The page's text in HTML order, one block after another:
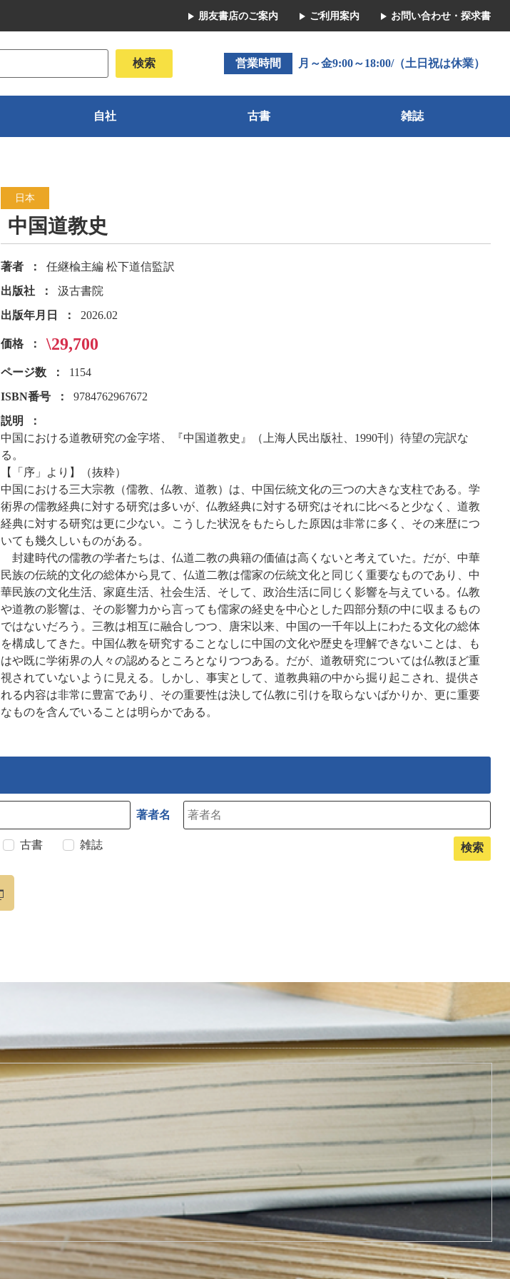
朋友書店のご案内 ご利用案内 お問い合わせ・探求書
営業時間 月～金9:00～18:00/（土日祝は休業）
自社 古書 雑誌
日本
中国道教史
著者
任継楡主編 松下道信監訳
出版社
汲古書院
出版年月日
2026.02
価格 \29,700
ページ数
1154
ISBN番号
9784762967672
説明
中国における道教研究の金字塔、『中国道教史』（上海人民出版社、1990刊）待望の完訳な
る。
【「序」より】（抜粋）
中国における三大宗教（儒教、仏教、道教）は、中国伝統文化の三つの大きな支柱である。学
術界の儒教経典に対する研究は多いが、仏教経典に対する研究はそれに比べると少なく、道教
経典に対する研究は更に少ない。こうした状況をもたらした原因は非常に多く、その来歴につ
いても幾久しいものがある。
封建時代の儒教の学者たちは、仏道二教の典籍の価値は高くないと考えていた。だが、中華
民族の伝統的文化の総体から見て、仏道二教は儒家の伝統文化と同じく重要なものであり、中
華民族の文化生活、家庭生活、社会生活、そして、政治生活に同じく影響を与えている。仏教
や道教の影響は、その影響力から言っても儒家の経史を中心とした四部分類の中に収まるもの
ではないだろう。三教は相互に融合しつつ、唐宋以来、中国の一千年以上にわたる文化の総体
を構成してきた。中国仏教を研究することなしに中国の文化や歴史を理解できないことは、も
はや既に学術界の人々の認めるところとなりつつある。だが、道教研究については仏教ほど重
視されていないように見える。しかし、事実として、道教典籍の中から掘り起こされ、提供さ
れる内容は非常に豊富であり、その重要性は決して仏教に引けを取らないばかりか、更に重要
なものを含んでいることは明らかである。
著者名
古書 雑誌